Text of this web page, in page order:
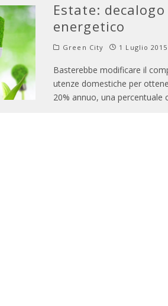
Estate:
energetico
Green City 1 Luglio 2015
Basterebbe modificare il
utenze domestiche per
20% annuo, una percentuale